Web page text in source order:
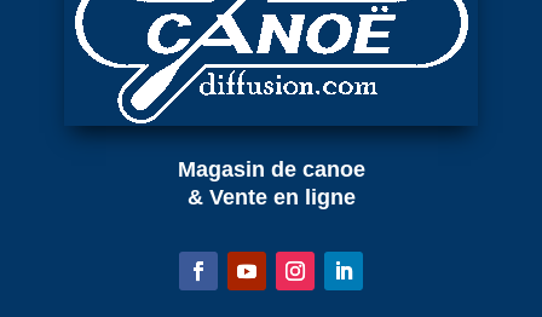
Magasin de canoe
& Vente en ligne